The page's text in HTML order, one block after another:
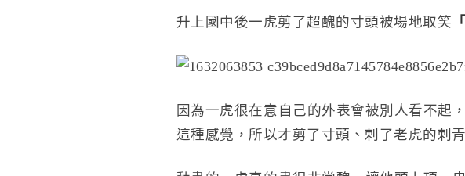
升上國中後一虎剪了超醜的寸頭被場地取笑
因為一虎很在意自己的外表會被別人看不起
這種感覺，所以才剪了寸頭、刺了老虎的刺青